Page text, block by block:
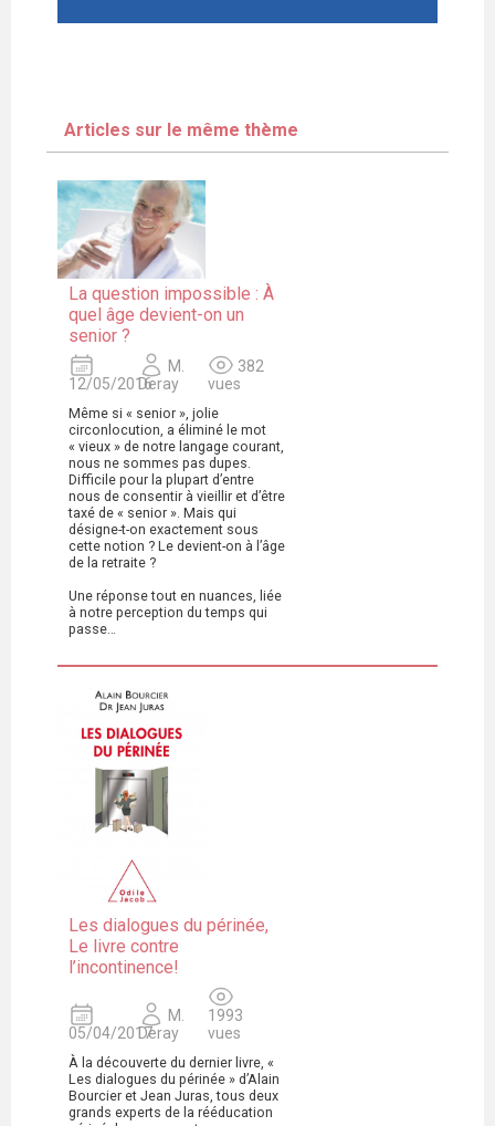
Articles sur le même thème
La question impossible : À
quel âge devient-on un
senior ?
12/05/2016
M.
Deray
382
vues
Même si « senior », jolie
circonlocution, a éliminé le mot
« vieux » de notre langage courant,
nous ne sommes pas dupes.
Difficile pour la plupart d’entre
nous de consentir à vieillir et d’être
taxé de « senior ». Mais qui
désigne-t-on exactement sous
cette notion ? Le devient-on à l’âge
de la retraite ?
Une réponse tout en nuances, liée
à notre perception du temps qui
passe…
Les dialogues du périnée,
Le livre contre
l’incontinence!
05/04/2017
M.
Deray
1993
vues
À la découverte du dernier livre, «
Les dialogues du périnée » d’Alain
Bourcier et Jean Juras, tous deux
grands experts de la rééducation